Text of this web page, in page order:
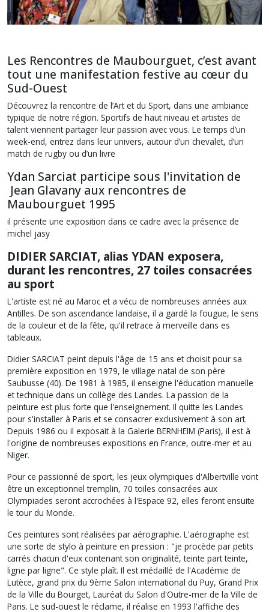
Les Rencontres de Maubourguet, c’est avant
tout une manifestation festive au cœur du
Sud-Ouest
Découvrez la rencontre de l’Art et du Sport, dans une ambiance
typique de notre région. Sportifs de haut niveau et artistes de
talent viennent partager leur passion avec vous. Le temps d’un
week-end, entrez dans leur univers, autour d’un chevalet, d’un
match de rugby ou d’un livre
Ydan Sarciat participe sous l'invitation de
Jean Glavany aux rencontres de
Maubourguet 1995
il présente une exposition dans ce cadre avec la présence de
michel jasy
DIDIER SARCIAT, alias YDAN exposera,
durant les rencontres, 27 toiles consacrées
au sport
L'artiste est né au Maroc et a vécu de nombreuses années aux
Antilles. De son ascendance landaise, il a gardé la fougue, le sens
de la couleur et de la fête, qu'il retrace à merveille dans es
tableaux.
Didier SARCIAT peint depuis l'âge de 15 ans et choisit pour sa
première exposition en 1979, le village natal de son père
Saubusse (40). De 1981 à 1985, il enseigne l'éducation manuelle
et technique dans un collège des Landes. La passion de la
peinture est plus forte que l'enseignement. Il quitte les Landes
pour s'installer à Paris et se consacrer exclusivement à son art.
Depuis 1986 ou il exposait à la Galerie BERNHEIM (Paris), il est à
l'origine de nombreuses expositions en France, outre-mer et au
Niger.
Pour ce passionné de sport, les jeux olympiques d'Albertville vont
être un exceptionnel tremplin, 70 toiles consacrées aux
Olympiades seront accrochées à l'Espace 92, elles feront ensuite
le tour du Monde.
Ces peintures sont réalisées par aérographie. L'aérographe est
une sorte de stylo à peinture en pression : "je procède par petits
carrés chacun d'eux contenant son originalité, teinte part teinte,
ligne par ligne". Ce style plaît. Il est médaillé de l'Académie de
Lutèce, grand prix du 9ème Salon international du Puy, Grand Prix
de la Ville du Bourget, Lauréat du Salon d'Outre-mer de la Ville de
Paris. Le sud-ouest le réclame, il réalise en 1993 l'affiche des